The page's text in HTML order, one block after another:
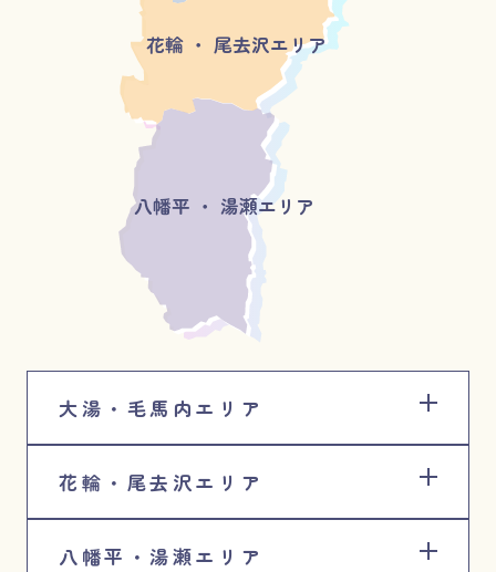
花輪 ・ 尾去沢エリア
八幡平 ・ 湯瀬エリア
大湯・毛馬内エリア
花輪・尾去沢エリア
八幡平・湯瀬エリア